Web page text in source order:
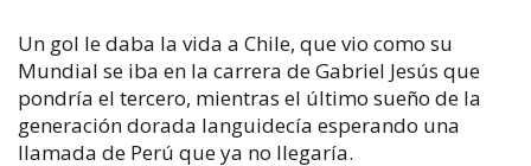
Un gol le daba la vida a Chile, que vio como su
Mundial se iba en la carrera de Gabriel Jesús que
pondría el tercero, mientras el último sueño de la
generación dorada languidecía esperando una
llamada de Perú que ya no llegaría.